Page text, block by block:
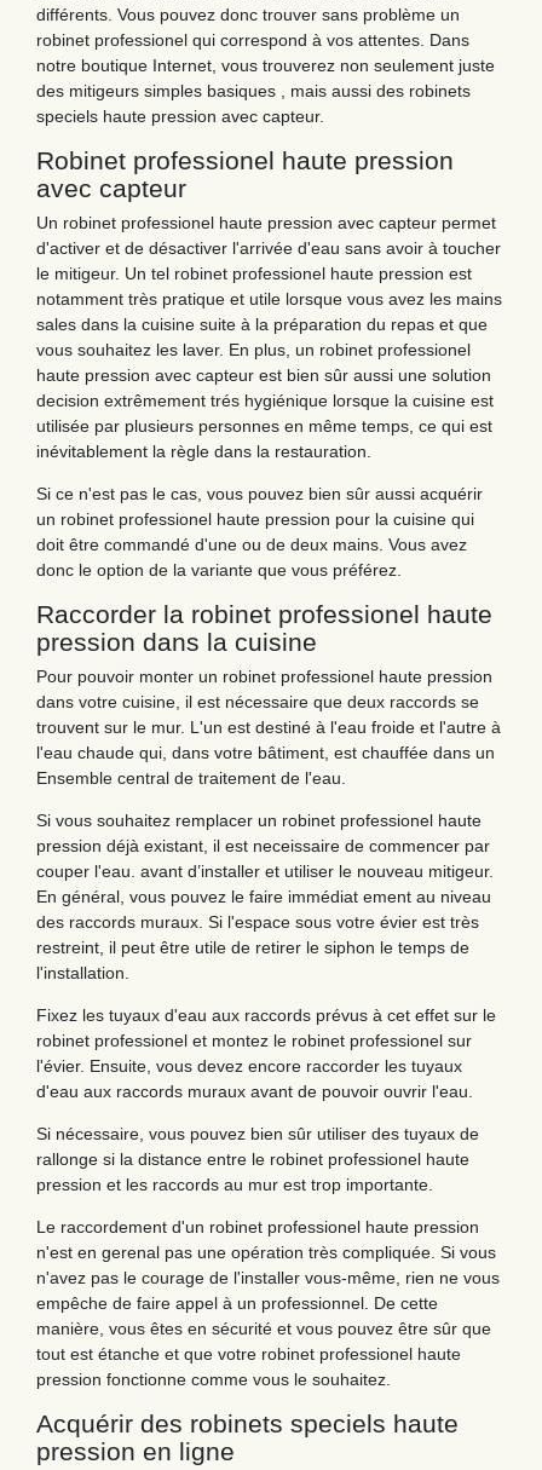
différents. Vous pouvez donc trouver sans problème un
robinet professionel qui correspond à vos attentes. Dans
notre boutique Internet, vous trouverez non seulement juste
des mitigeurs simples basiques , mais aussi des robinets
speciels haute pression avec capteur.
Robinet professionel haute pression
avec capteur
Un robinet professionel haute pression avec capteur permet
d'activer et de désactiver l'arrivée d'eau sans avoir à toucher
le mitigeur. Un tel robinet professionel haute pression est
notamment très pratique et utile lorsque vous avez les mains
sales dans la cuisine suite à la préparation du repas et que
vous souhaitez les laver. En plus, un robinet professionel
haute pression avec capteur est bien sûr aussi une solution
decision extrêmement trés hygiénique lorsque la cuisine est
utilisée par plusieurs personnes en même temps, ce qui est
inévitablement la règle dans la restauration.
Si ce n'est pas le cas, vous pouvez bien sûr aussi acquérir
un robinet professionel haute pression pour la cuisine qui
doit être commandé d'une ou de deux mains. Vous avez
donc le option de la variante que vous préférez.
Raccorder la robinet professionel haute
pression dans la cuisine
Pour pouvoir monter un robinet professionel haute pression
dans votre cuisine, il est nécessaire que deux raccords se
trouvent sur le mur. L'un est destiné à l'eau froide et l'autre à
l'eau chaude qui, dans votre bâtiment, est chauffée dans un
Ensemble central de traitement de l'eau.
Si vous souhaitez remplacer un robinet professionel haute
pression déjà existant, il est neceissaire de commencer par
couper l'eau. avant d’installer et utiliser le nouveau mitigeur.
En général, vous pouvez le faire immédiat ement au niveau
des raccords muraux. Si l'espace sous votre évier est très
restreint, il peut être utile de retirer le siphon le temps de
l'installation.
Fixez les tuyaux d'eau aux raccords prévus à cet effet sur le
robinet professionel et montez le robinet professionel sur
l'évier. Ensuite, vous devez encore raccorder les tuyaux
d'eau aux raccords muraux avant de pouvoir ouvrir l'eau.
Si nécessaire, vous pouvez bien sûr utiliser des tuyaux de
rallonge si la distance entre le robinet professionel haute
pression et les raccords au mur est trop importante.
Le raccordement d'un robinet professionel haute pression
n'est en gerenal pas une opération très compliquée. Si vous
n'avez pas le courage de l'installer vous-même, rien ne vous
empêche de faire appel à un professionnel. De cette
manière, vous êtes en sécurité et vous pouvez être sûr que
tout est étanche et que votre robinet professionel haute
pression fonctionne comme vous le souhaitez.
Acquérir des robinets speciels haute
pression en ligne